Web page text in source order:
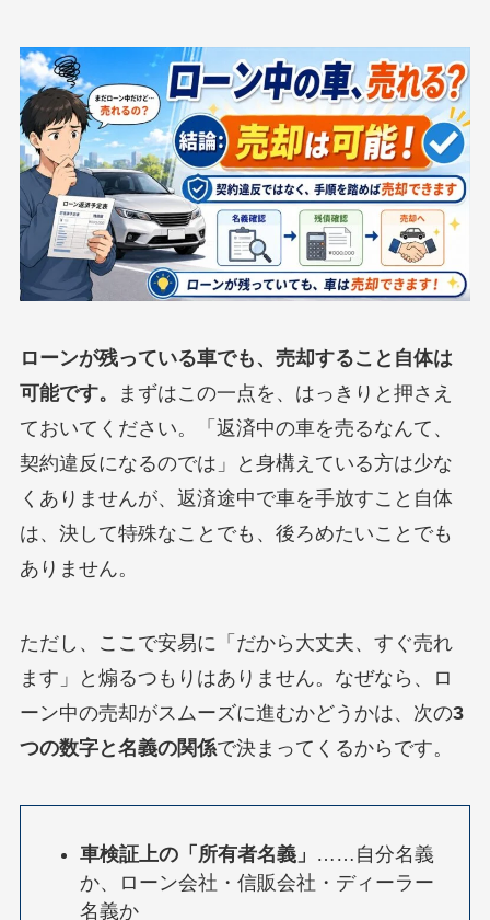
ローンが残っている車でも、売却すること自体は
可能です。
まずはこの一点を、はっきりと押さえ
ておいてください。「返済中の車を売るなんて、
契約違反になるのでは」と身構えている方は少な
くありませんが、返済途中で車を手放すこと自体
は、決して特殊なことでも、後ろめたいことでも
ありません。
ただし、ここで安易に「だから大丈夫、すぐ売れ
ます」と煽るつもりはありません。なぜなら、ロ
ーン中の売却がスムーズに進むかどうかは、次の3
つの数字と名義の関係で決まってくるからです。
車検証上の「所有者名義」 ……自分名義
か、ローン会社・信販会社・ディーラー
名義か